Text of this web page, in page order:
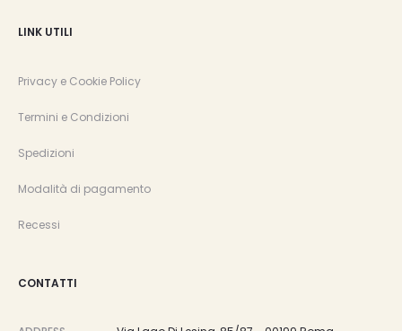
LINK UTILI
Privacy e Cookie Policy
Termini e Condizioni
Spedizioni
Modalità di pagamento
Recessi
CONTATTI